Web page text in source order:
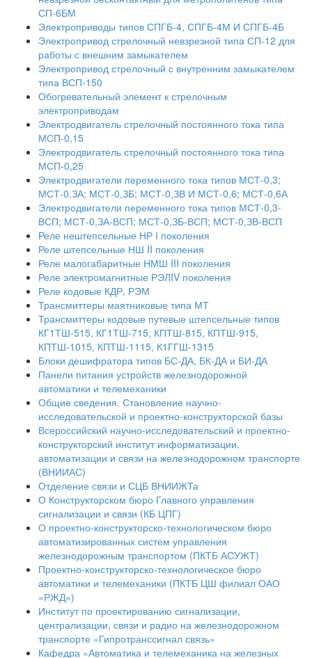
СП-6БМ
Электроприводы типов СПГБ-4, СПГБ-4М И СПГБ-4Б
Электропривод стрелочный невзрезной типа СП-12 для
работы с внешним замыкателем
Электропривод стрелочный с внутренним замыкателем
типа ВСП-150
Обогревательный элемент к стрелочным
электроприводам
Электродвигатель стрелочный постоянного тока типа
МСП-0,15
Электродвигатель стрелочный постоянного тока типа
МСП-0,25
Электродвигатели переменного тока типов МСТ-0,3;
МСТ-0,ЗА; МСТ-0,ЗБ; МСТ-0,ЗВ И МСТ-0,6; МСТ-0,6А
Электродвигатели переменного тока типов МСТ-0,3-
ВСП; МСТ-0,ЗА-ВСП; МСТ-0,ЗБ-ВСП; МСТ-0,ЗВ-ВСП
Реле нештепсельные НР І поколения
Реле штепсельные НШ II поколения
Реле малогабаритные НМШ III поколения
Реле электромагнитные РЭЛIV поколения
Реле кодовые КДР, РЭМ
Трансмиттеры маятниковые типа МТ
Трансмиттеры кодовые путевые штепсельные типов
КГ1ТШ-515, КГ1ТШ-715, КПТШ-815, КПТШ-915,
КПТШ-1015, КПТШ-1115, К1ГГШ-1315
Блоки дешифратора типов БС-ДА, БК-ДА и БИ-ДА
Панели питания устройств железнодорожной
автоматики и телемеханики
Общие сведения. Становление научно-
исследовательской и проектно-конструкторской базы
Всероссийский научно-исследовательский и проектно-
конструкторский институт информатизации,
автоматизации и связи на железнодорожном транспорте
(ВНИИАС)
Отделение связи и СЦБ ВНИИЖТа
О Конструкторском бюро Главного управления
сигнализации и связи (КБ ЦПГ)
О проектно-конструкторско-технологическом бюро
автоматизированных систем управления
железнодорожным транспортом (ПКТБ АСУЖТ)
Проектно-конструкторско-технологическое бюро
автоматики и телемеханики (ПКТБ ЦШ филиал ОАО
«РЖД»)
Институт по проектированию сигнализации,
централизации, связи и радио на железнодорожном
транспорте «Гипротранссигнал связь»
Кафедра «Автоматика и телемеханика на железных